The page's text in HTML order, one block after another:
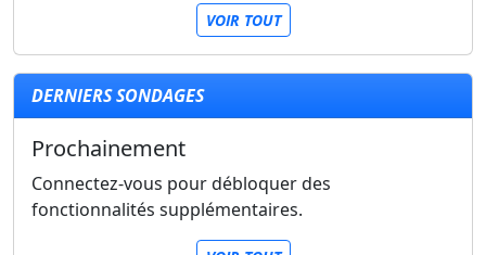
VOIR TOUT
DERNIERS SONDAGES
Prochainement
Connectez-vous pour débloquer des
fonctionnalités supplémentaires.